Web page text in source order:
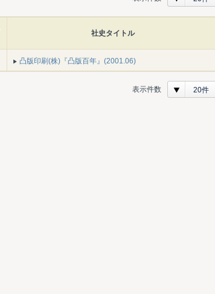
社史タイトル
凸版印刷(株)『凸版百年』(2001.06)
表示件数 20件